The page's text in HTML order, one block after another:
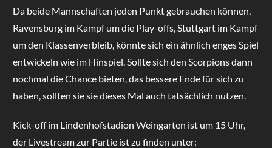
Da beide Mannschaften jeden Punkt gebrauchen können,
Ravensburg im Kampf um die Play-offs, Stuttgart im Kampf
um den Klassenverbleib, könnte sich ein ähnlich enges Spiel
entwickeln wie im Hinspiel. Sollte sich den Scorpions dann
nochmal die Chance bieten, das bessere Ende für sich zu
haben, sollten sie sie dieses Mal auch tatsächlich nutzen.
Kick-off im Lindenhofstadion Weingarten ist um 15 Uhr,
der Livestream zur Partie ist zu finden unter: